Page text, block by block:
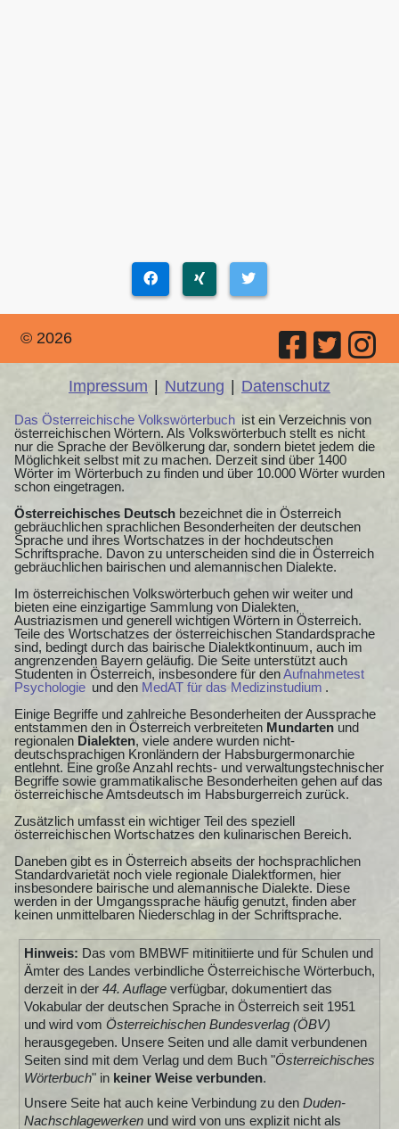
© 2026
Impressum | Nutzung | Datenschutz
Das Österreichische Volkswörterbuch ist ein Verzeichnis von
österreichischen Wörtern. Als Volkswörterbuch stellt es nicht
nur die Sprache der Bevölkerung dar, sondern bietet jedem die
Möglichkeit selbst mit zu machen. Derzeit sind über 1400
Wörter im Wörterbuch zu finden und über 10.000 Wörter wurden
schon eingetragen.
Österreichisches Deutsch bezeichnet die in Österreich
gebräuchlichen sprachlichen Besonderheiten der deutschen
Sprache und ihres Wortschatzes in der hochdeutschen
Schriftsprache. Davon zu unterscheiden sind die in Österreich
gebräuchlichen bairischen und alemannischen Dialekte.
Im österreichischen Volkswörterbuch gehen wir weiter und
bieten eine einzigartige Sammlung von Dialekten,
Austriazismen und generell wichtigen Wörtern in Österreich.
Teile des Wortschatzes der österreichischen Standardsprache
sind, bedingt durch das bairische Dialektkontinuum, auch im
angrenzenden Bayern geläufig. Die Seite unterstützt auch
Studenten in Österreich, insbesondere für denAufnahmetest
Psychologie und den MedAT für das Medizinstudium .
Einige Begriffe und zahlreiche Besonderheiten der Aussprache
entstammen den in Österreich verbreiteten Mundarten und
regionalen Dialekten, viele andere wurden nicht-
deutschsprachigen Kronländern der Habsburgermonarchie
entlehnt. Eine große Anzahl rechts- und verwaltungstechnischer
Begriffe sowie grammatikalische Besonderheiten gehen auf das
österreichische Amtsdeutsch im Habsburgerreich zurück.
Zusätzlich umfasst ein wichtiger Teil des speziell
österreichischen Wortschatzes den kulinarischen Bereich.
Daneben gibt es in Österreich abseits der hochsprachlichen
Standardvarietät noch viele regionale Dialektformen, hier
insbesondere bairische und alemannische Dialekte. Diese
werden in der Umgangssprache häufig genutzt, finden aber
keinen unmittelbaren Niederschlag in der Schriftsprache.
Hinweis: Das vom BMBWF mitinitiierte und für Schulen und
Ämter des Landes verbindliche Österreichische Wörterbuch,
derzeit in der 44. Auflageverfügbar, dokumentiert das
Vokabular der deutschen Sprache in Österreich seit 1951
und wird vom Österreichischen Bundesverlag (ÖBV)
herausgegeben. Unsere Seiten und alle damit verbundenen
Seiten sind mit dem Verlag und dem Buch "Österreichisches
Wörterbuch" in keiner Weise verbunden.
Unsere Seite hat auch keine Verbindung zu den Duden-
Nachschlagewerkenund wird von uns explizit nicht als